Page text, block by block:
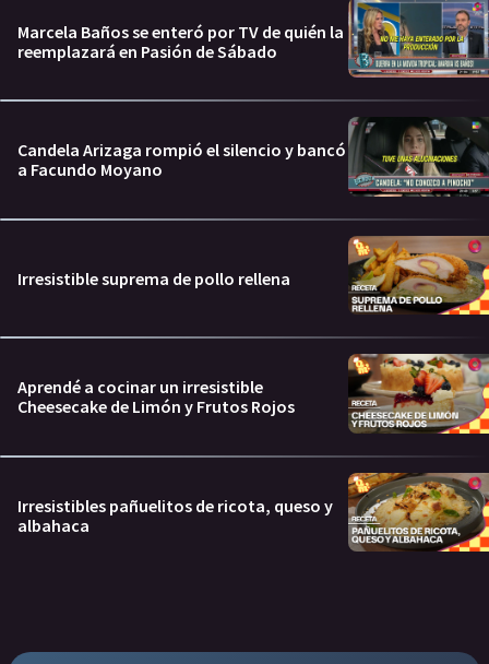
Marcela Baños se enteró por TV de quién la
reemplazará en Pasión de Sábado
Candela Arizaga rompió el silencio y bancó
a Facundo Moyano
Irresistible suprema de pollo rellena
Aprendé a cocinar un irresistible
Cheesecake de Limón y Frutos Rojos
Irresistibles pañuelitos de ricota, queso y
albahaca